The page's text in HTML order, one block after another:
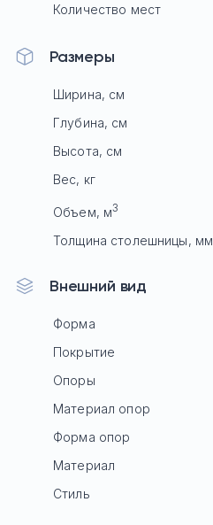
Количество мест
Размеры
Ширина, см
Глубина, см
Высота, см
Вес, кг
Объем, м3
Толщина столешницы, мм
Внешний вид
Форма
Покрытие
Опоры
Материал опор
Форма опор
Материал
Стиль